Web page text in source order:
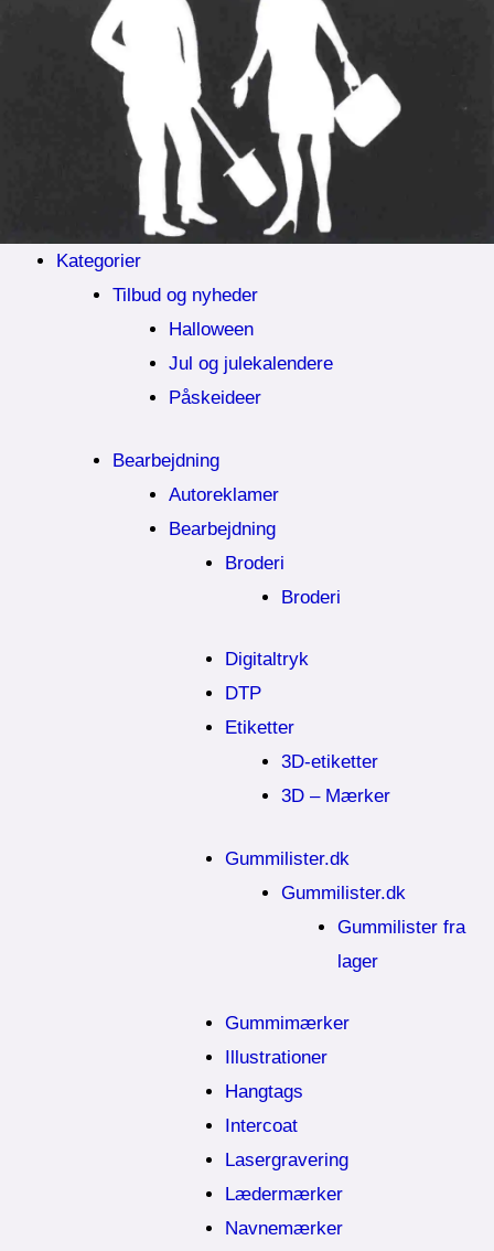
Kategorier
Tilbud og nyheder
Halloween
Jul og julekalendere
Påskeideer
Bearbejdning
Autoreklamer
Bearbejdning
Broderi
Broderi
Digitaltryk
DTP
Etiketter
3D-etiketter
3D – Mærker
Gummilister.dk
Gummilister.dk
Gummilister fra
lager
Gummimærker
Illustrationer
Hangtags
Intercoat
Lasergravering
Lædermærker
Navnemærker